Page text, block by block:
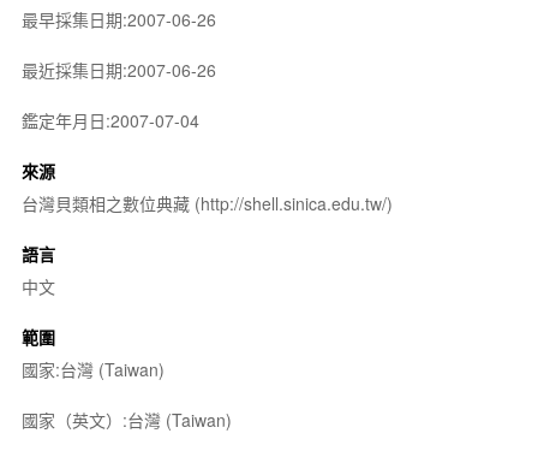
最早採集日期:2007-06-26
最近採集日期:2007-06-26
鑑定年月日:2007-07-04
來源
台灣貝類相之數位典藏 (http://shell.sinica.edu.tw/)
語言
中文
範圍
國家:台灣 (Taiwan)
國家（英文）:台灣 (Taiwan)